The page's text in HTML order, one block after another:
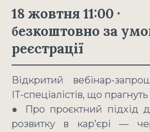
18 жовтня 11:00 ·
безкоштовно за
реєстрації
Відкритий вебінар-
ІТ-спеціалістів, що
● Про проєктний підхід
розвитку в карʼєрі —